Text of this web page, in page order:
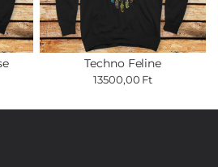
Techno Feline
13500,00 Ft